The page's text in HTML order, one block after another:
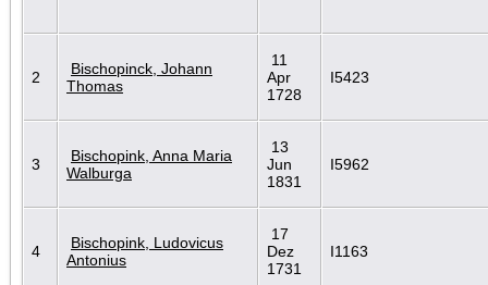
2
Bischopinck, Johann
Thomas
11
Apr
1728
I5423
3
Bischopink, Anna Maria
Walburga
13
Jun
1831
I5962
4
Bischopink, Ludovicus
Antonius
17
Dez
1731
I1163